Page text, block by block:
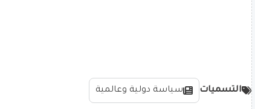
التسميات سياسة دولية وعالمية